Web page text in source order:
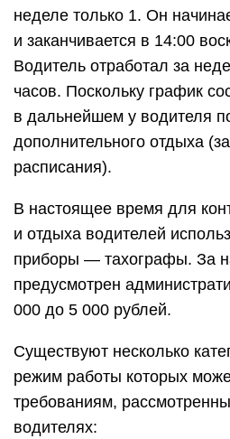
неделе только 1. Он
и заканчивается в 14:00
Водитель отработал за
часов. Поскольку график
в дальнейшем у водителя
дополнительного отдыха
расписания).
В настоящее время для
и отдыха водителей
приборы — тахографы. За
предусмотрен
000 до 5 000 рублей.
Существуют несколько
режим работы которых
требованиям,
водителях: